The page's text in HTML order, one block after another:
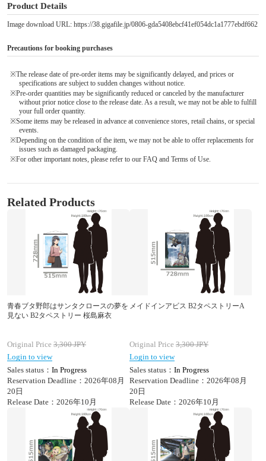
Product Details
Image download URL: https://38.gigafile.jp/0806-gda5408ebcf41ef054dc1a1777ebdf662
Precautions for booking purchases
※The release date of pre-order items may be significantly delayed, and prices or
specifications are subject to sudden changes without notice.
※Pre-order quantities may be significantly reduced or canceled by the manufacturer
without prior notice close to the release date. As a result, we may not be able to fulfill
your full order quantity.
※Some items may be released in advance at convenience stores, retail chains, or special
events.
※Depending on the condition of the item, we may not be able to offer replacements for
issues such as damaged packaging.
※For other important notes, please refer to our FAQ and Terms of Use.
Related Products
青春ブタ野郎はサンタクロースの夢を
見ない B2タペストリー 桜島麻衣
Original Price 3,300JPY
Login to view
Sales status： In Progress
Reservation Deadline：2026年08月
20日
Release Date：2026年10月
メイドインアビス B2タペストリーA
Original Price 3,300JPY
Login to view
Sales status： In Progress
Reservation Deadline：2026年08月
20日
Release Date：2026年10月